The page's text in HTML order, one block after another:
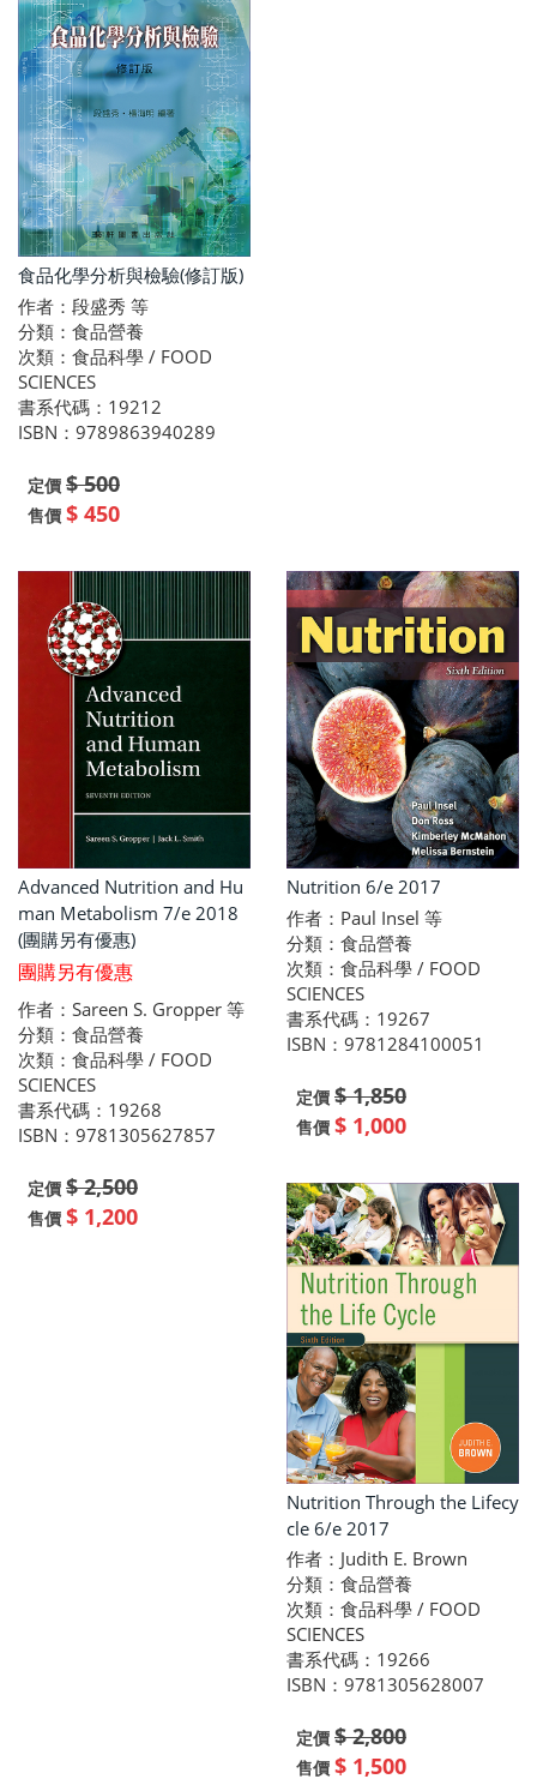
食品化學分析與檢驗(修訂版)
作者：段盛秀 等
分類：食品營養
次類：食品科學 / FOOD
SCIENCES
書系代碼：19212
ISBN：9789863940289
定價 $ 500
售價 $ 450
Advanced Nutrition and Hu
man Metabolism 7/e 2018
(團購另有優惠)
團購另有優惠
作者：Sareen S. Gropper 等
分類：食品營養
次類：食品科學 / FOOD
SCIENCES
書系代碼：19268
ISBN：9781305627857
定價 $ 2,500
售價 $ 1,200
Nutrition 6/e 2017
作者：Paul Insel 等
分類：食品營養
次類：食品科學 / FOOD
SCIENCES
書系代碼：19267
ISBN：9781284100051
定價 $ 1,850
售價 $ 1,000
Nutrition Through the Lifecy
cle 6/e 2017
作者：Judith E. Brown
分類：食品營養
次類：食品科學 / FOOD
SCIENCES
書系代碼：19266
ISBN：9781305628007
定價 $ 2,800
售價 $ 1,500